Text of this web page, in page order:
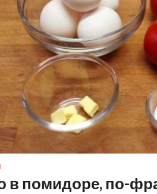
в помидоре, по-